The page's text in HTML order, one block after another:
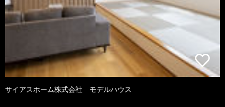
サイアスホーム株式会社 モデルハウス